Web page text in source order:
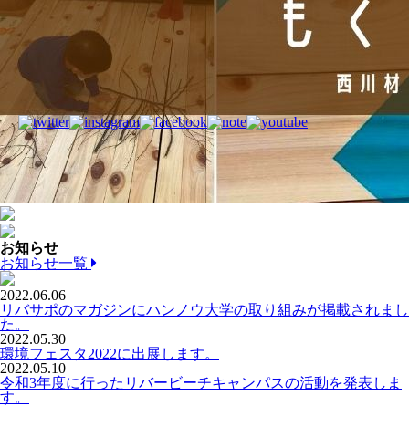
お知らせ
お知らせ一覧
2022.06.06
リバサポのマガジンにハンノウ大学の取り組みが掲載されまし
た。
2022.05.30
環境フェスタ2022に出展します。
2022.05.10
令和3年度に行ったリバービーチキャンパスの活動を発表しま
す。